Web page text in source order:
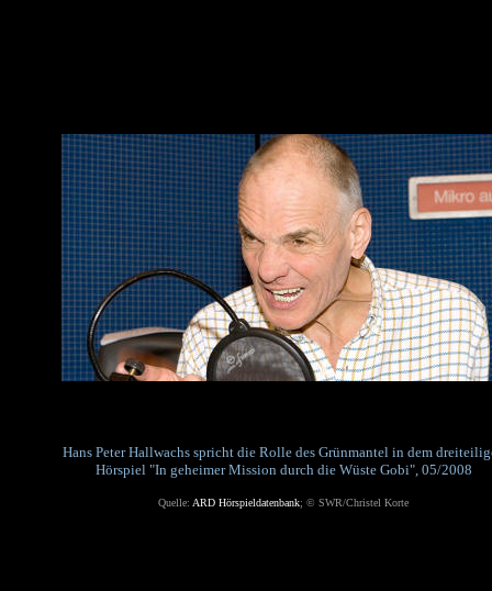
Hans Peter Hallwachs spricht die Rolle des Grünmantel in dem
Hörspiel "In geheimer Mission durch die Wüste Gobi", 05/2008
Quelle: ARD Hörspieldatenbank; © SWR/Christel Korte